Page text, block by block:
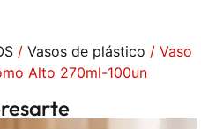
/ Vasos de plástico / Vaso
Alto 270ml-100un